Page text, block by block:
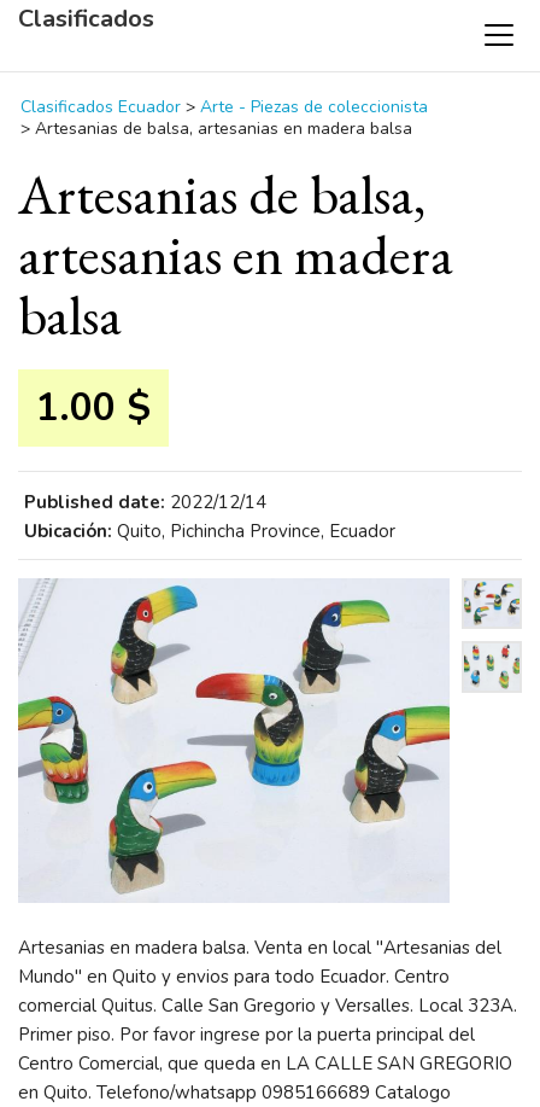
Clasificados
Clasificados Ecuador > Arte - Piezas de coleccionista
> Artesanias de balsa, artesanias en madera balsa
Artesanias de balsa,
artesanias en madera
balsa
1.00 $
Published date: 2022/12/14
Ubicación: Quito, Pichincha Province, Ecuador
Artesanias en madera balsa. Venta en local "Artesanias del
Mundo" en Quito y envios para todo Ecuador. Centro
comercial Quitus. Calle San Gregorio y Versalles. Local 323A.
Primer piso. Por favor ingrese por la puerta principal del
Centro Comercial, que queda en LA CALLE SAN GREGORIO
en Quito. Telefono/whatsapp 0985166689 Catalogo